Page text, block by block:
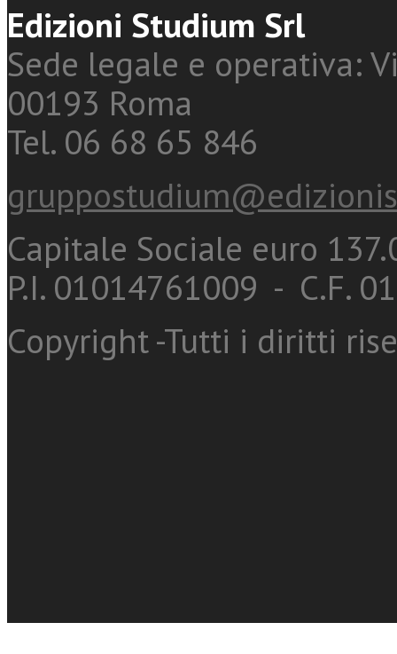
Edizioni Studium Srl
Sede legale e operativa:
00193 Roma
Tel. 06 68 65 846
Capitale Sociale euro
P.I. 01014761009 - C.F.
Copyright -Tutti i diritti